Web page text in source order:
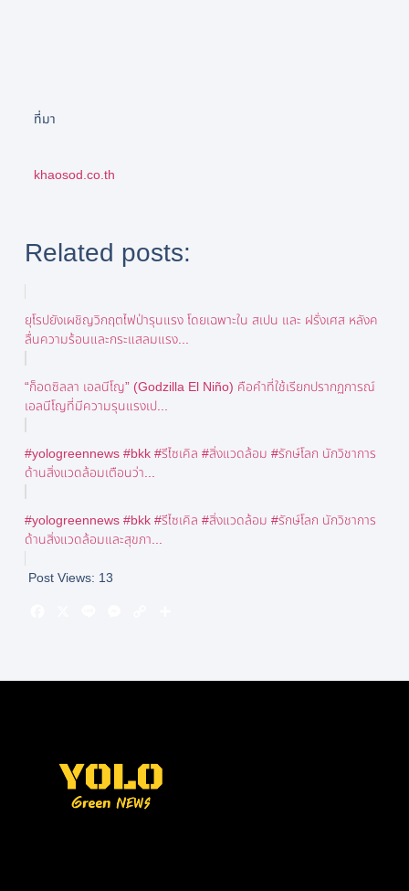
ที่มา
khaosod.co.th
Related posts:
ยุโรปยังเผชิญวิกฤตไฟป่ารุนแรง โดยเฉพาะใน สเปน และ ฝรั่งเศส หลังค
ลื่นความร้อนและกระแสลมแรง...
“ก็อดซิลลา เอลนีโญ” (Godzilla El Niño) คือคำที่ใช้เรียกปรากฏการณ์
เอลนีโญที่มีความรุนแรงเป...
#yologreennews #bkk #รีไซเคิล #สิ่งแวดล้อม #รักษ์โลก นักวิชาการ
ด้านสิ่งแวดล้อมเตือนว่า...
#yologreennews #bkk #รีไซเคิล #สิ่งแวดล้อม #รักษ์โลก นักวิชาการ
ด้านสิ่งแวดล้อมและสุขภา...
Post Views: 13